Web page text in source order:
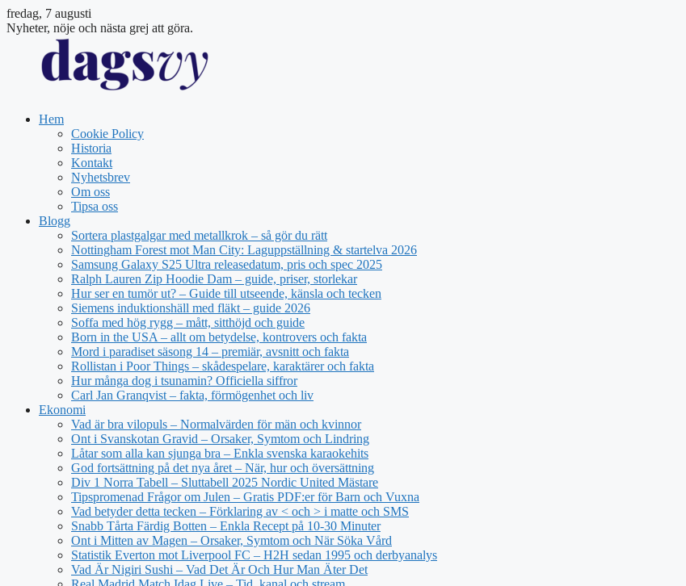
fredag, 7 augusti
Nyheter, nöje och nästa grej att göra.
Hem
Cookie Policy
Historia
Kontakt
Nyhetsbrev
Om oss
Tipsa oss
Blogg
Sortera plastgalgar med metallkrok – så gör du rätt
Nottingham Forest mot Man City: Laguppställning & startelva 2026
Samsung Galaxy S25 Ultra releasedatum, pris och spec 2025
Ralph Lauren Zip Hoodie Dam – guide, priser, storlekar
Hur ser en tumör ut? – Guide till utseende, känsla och tecken
Siemens induktionshäll med fläkt – guide 2026
Soffa med hög rygg – mått, sitthöjd och guide
Born in the USA – allt om betydelse, kontrovers och fakta
Mord i paradiset säsong 14 – premiär, avsnitt och fakta
Rollistan i Poor Things – skådespelare, karaktärer och fakta
Hur många dog i tsunamin? Officiella siffror
Carl Jan Granqvist – fakta, förmögenhet och liv
Ekonomi
Vad är bra vilopuls – Normalvärden för män och kvinnor
Ont i Svanskotan Gravid – Orsaker, Symtom och Lindring
Låtar som alla kan sjunga bra – Enkla svenska karaokehits
God fortsättning på det nya året – När, hur och översättning
Div 1 Norra Tabell – Sluttabell 2025 Nordic United Mästare
Tipspromenad Frågor om Julen – Gratis PDF:er för Barn och Vuxna
Vad betyder detta tecken – Förklaring av < och > i matte och SMS
Snabb Tårta Färdig Botten – Enkla Recept på 10-30 Minuter
Ont i Mitten av Magen – Orsaker, Symtom och När Söka Vård
Statistik Everton mot Liverpool FC – H2H sedan 1995 och derbyanalys
Vad Är Nigiri Sushi – Vad Det Är Och Hur Man Äter Det